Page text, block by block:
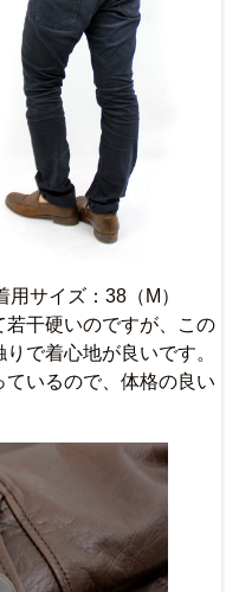
サイズ：38（M）
若干硬いのですが、この
で着心地が良いです。
いるので、体格の良い